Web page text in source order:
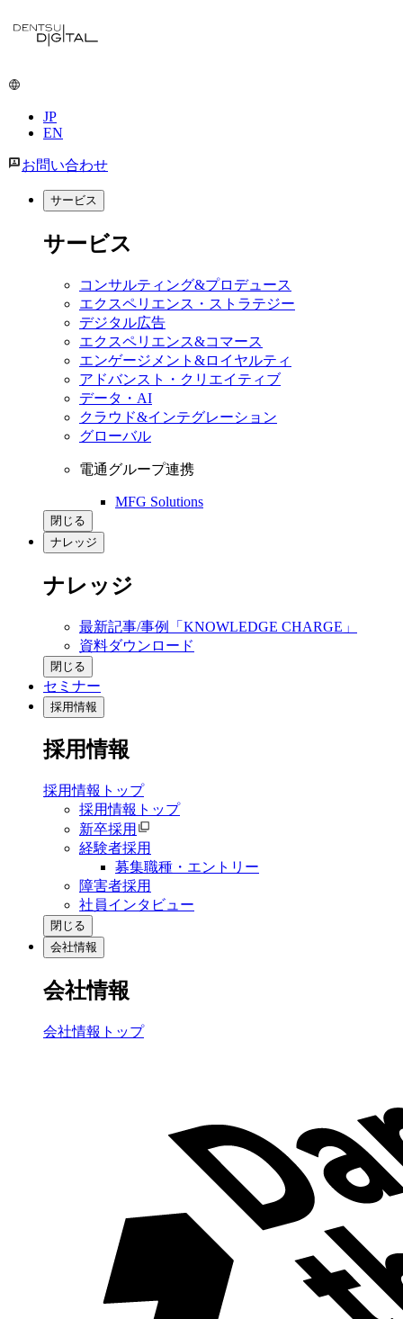
メ
コ
ツ
JP
EN
お問い合わせ
サービス
サービス
コンサルティング&プロデュース
エクスペリエンス・ストラテジー
デジタル広告
エクスペリエンス&コマース
エンゲージメント&ロイヤルティ
アドバンスト・クリエイティブ
データ・AI
クラウド&インテグレーション
グローバル
電通グループ連携
MFG Solutions
閉じる
ナレッジ
ナレッジ
最新記事/事例「KNOWLEDGE CHARGE」
資料ダウンロード
閉じる
セミナー
採用情報
採用情報
採用情報トップ
採用情報トップ
新卒採用
経験者採用
募集職種・エントリー
障害者採用
社員インタビュー
閉じる
会社情報
会社情報
会社情報トップ